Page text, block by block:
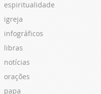
espiritualidade
igreja
infográficos
libras
notícias
orações
papa